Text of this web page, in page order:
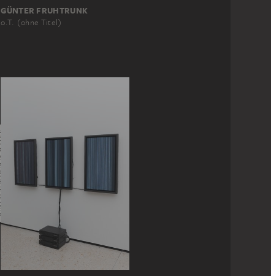
GÜNTER FRUHTRUNK
o.T. (ohne Titel)